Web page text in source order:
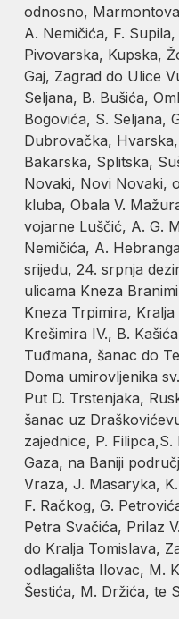
odnosno,
A. Nemičića, F.
Pivovarska, Kupska,
Gaj, Zagrad do Ulice
Seljana, B. Bušića,
Bogovića, S. Seljana,
Dubrovačka,
Bakarska, Splitska,
Novaki, Novi Novaki,
kluba, Obala V.
vojarne Luščić, A. G.
Nemičića, A.
srijedu, 24. srpnja
ulicama Kneza
Kneza Trpimira,
Krešimira IV., B.
Tuđmana, šanac do
Doma umirovljenika
Put D. Trstenjaka,
šanac uz
zajednice, P.
Gaza, na Baniji
Vraza, J. Masaryka,
F. Račkog, G.
Petra Svačića, Prilaz
do Kralja Tomislava,
odlagališta Ilovac, M.
Šestića, M. Držića, te